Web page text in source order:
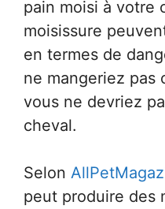
pain moisi à votre
moisissure
en termes de
ne mangeriez pas
vous ne devriez
cheval.
Selon
peut produire des